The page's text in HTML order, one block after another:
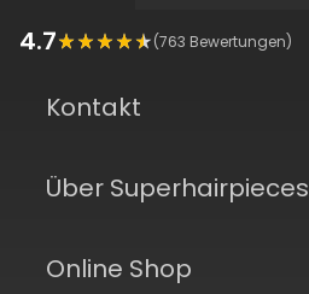
4.7 (763 Bewertungen)
Kontakt
Über Superhairpieces
Online Shop